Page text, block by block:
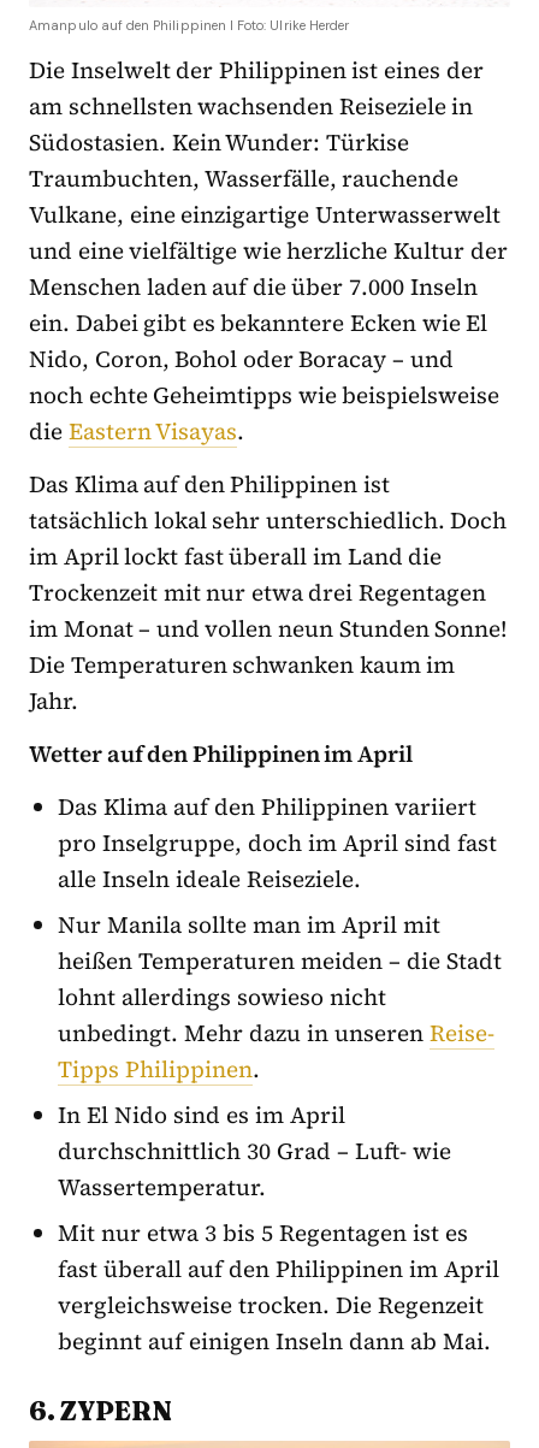
Amanpulo auf den Philippinen I Foto: Ulrike Herder
Die Inselwelt der Philippinen ist eines der
am schnellsten wachsenden Reiseziele in
Südostasien. Kein Wunder: Türkise
Traumbuchten, Wasserfälle, rauchende
Vulkane, eine einzigartige Unterwasserwelt
und eine vielfältige wie herzliche Kultur der
Menschen laden auf die über 7.000 Inseln
ein. Dabei gibt es bekanntere Ecken wie El
Nido, Coron, Bohol oder Boracay – und
noch echte Geheimtipps wie beispielsweise
dieEastern Visayas.
Das Klima auf den Philippinen ist
tatsächlich lokal sehr unterschiedlich. Doch
im April lockt fast überall im Land die
Trockenzeit mit nur etwa drei Regentagen
im Monat – und vollen neun Stunden Sonne!
Die Temperaturen schwanken kaum im
Jahr.
Wetter auf den Philippinen im April
Das Klima auf den Philippinen variiert
pro Inselgruppe, doch im April sind fast
alle Inseln ideale Reiseziele.
Nur Manila sollte man im April mit
heißen Temperaturen meiden – die Stadt
lohnt allerdings sowieso nicht
unbedingt. Mehr dazu in unserenReise-
Tipps Philippinen.
In El Nido sind es im April
durchschnittlich 30 Grad – Luft- wie
Wassertemperatur.
Mit nur etwa 3 bis 5 Regentagen ist es
fast überall auf den Philippinen im April
vergleichsweise trocken. Die Regenzeit
beginnt auf einigen Inseln dann ab Mai.
6. ZYPERN